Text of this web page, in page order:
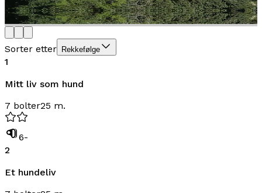
Sorter etter Rekkefølge
1
Mitt liv som hund
7 bolter25 m.
6-
2
Et hundeliv